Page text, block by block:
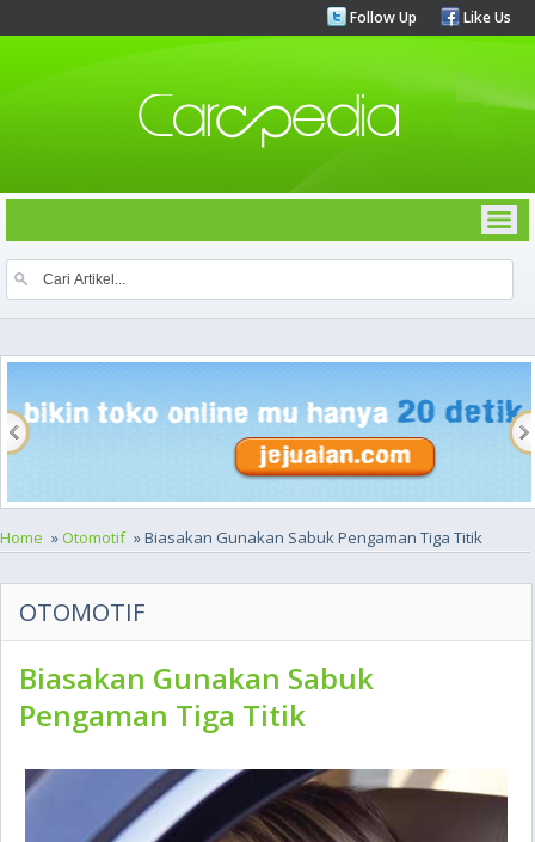
Follow Up Like Us
Home » Otomotif » Biasakan Gunakan Sabuk Pengaman Tiga Titik
OTOMOTIF
Biasakan Gunakan Sabuk
Pengaman Tiga Titik